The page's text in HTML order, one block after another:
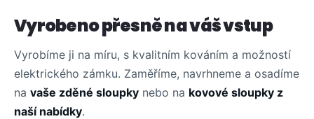
Vyrobeno přesně na váš vstup
Vyrobíme ji na míru, s kvalitním kováním a možností
elektrického zámku. Zaměříme, navrhneme a osadíme
na vaše zděné sloupky nebo na kovové sloupky z
naší nabídky.